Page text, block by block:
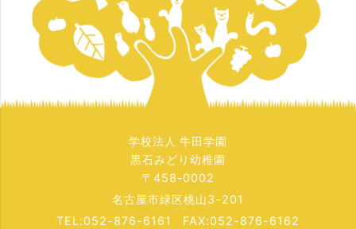
学校法人 牛田学園
黒石みどり幼稚園
〒458-0002
名古屋市緑区桃山3-201
TEL:052-876-6161 FAX:052-876-6162